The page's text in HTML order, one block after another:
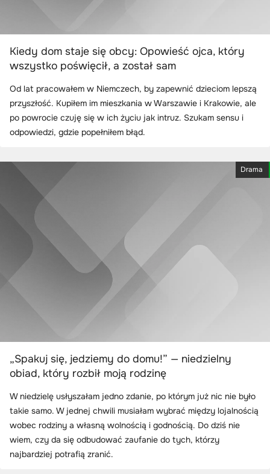
Kiedy dom staje się obcy: Opowieść ojca, który
wszystko poświęcił, a został sam
Od lat pracowałem w Niemczech, by zapewnić dzieciom lepszą
przyszłość. Kupiłem im mieszkania w Warszawie i Krakowie, ale
po powrocie czuję się w ich życiu jak intruz. Szukam sensu i
odpowiedzi, gdzie popełniłem błąd.
Drama
„Spakuj się, jedziemy do domu!” — niedzielny
obiad, który rozbił moją rodzinę
W niedzielę usłyszałam jedno zdanie, po którym już nic nie było
takie samo. W jednej chwili musiałam wybrać między lojalnością
wobec rodziny a własną wolnością i godnością. Do dziś nie
wiem, czy da się odbudować zaufanie do tych, którzy
najbardziej potrafią zranić.